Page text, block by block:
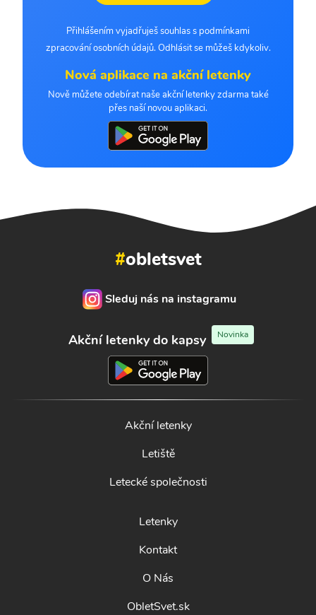
Přihlášením vyjadřuješ souhlas s podmínkami
zpracování osobních údajů. Odhlásit se můžeš kdykoliv.
Nová aplikace na akční letenky
Nově můžete odebírat naše akční letenky zdarma také
přes naší novou aplikaci.
#obletsvet
Sleduj nás na instagramu
Akční letenky do kapsy Novinka
Akční letenky
Letiště
Letecké společnosti
Letenky
Kontakt
O Nás
ObletSvet.sk